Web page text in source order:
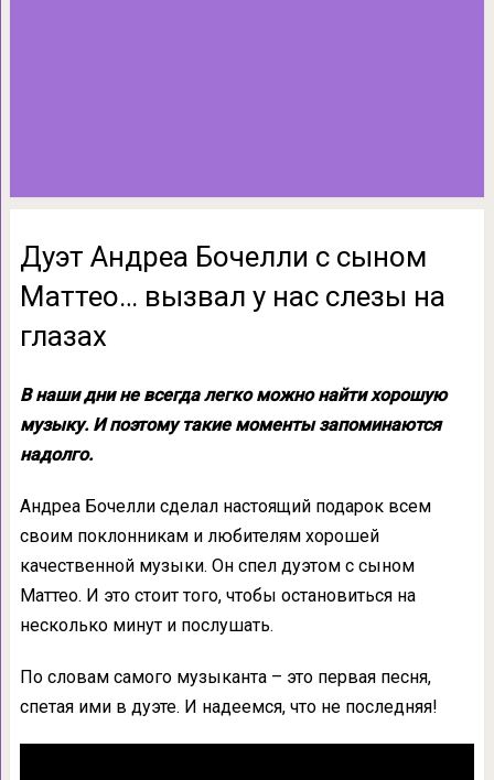
Дуэт Андреа Бочелли с сыном
Маттео… вызвал у нас слезы на
глазах
В наши дни не всегда легко можно найти хорошую
музыку. И поэтому такие моменты запоминаются
надолго.
Андреа Бочелли сделал настоящий подарок всем
своим поклонникам и любителям хорошей
качественной музыки. Он спел дуэтом с сыном
Маттео. И это стоит того, чтобы остановиться на
несколько минут и послушать.
По словам самого музыканта – это первая песня,
спетая ими в дуэте. И надеемся, что не последняя!